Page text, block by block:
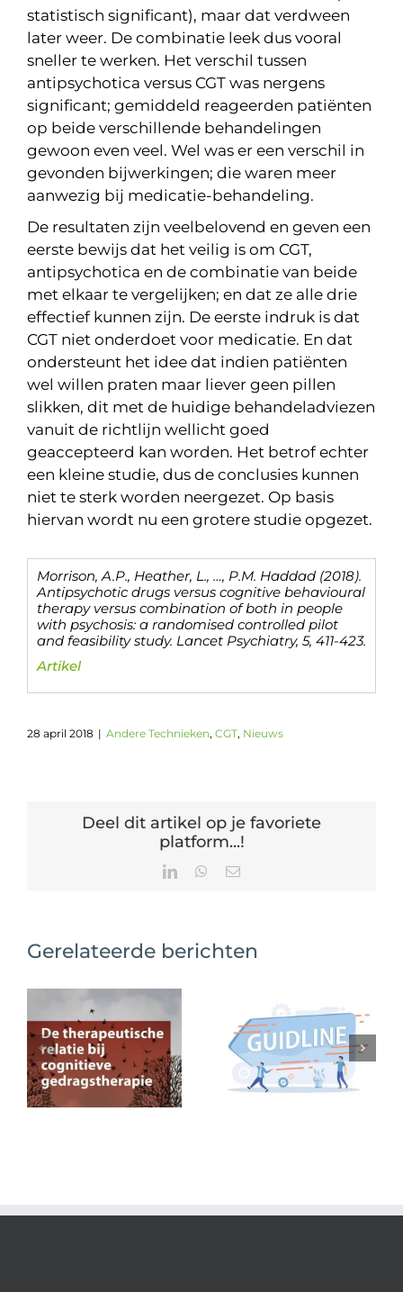
statistisch significant), maar dat verdween
later weer. De combinatie leek dus vooral
sneller te werken. Het verschil tussen
antipsychotica versus CGT was nergens
significant; gemiddeld reageerden patiënten
op beide verschillende behandelingen
gewoon even veel. Wel was er een verschil in
gevonden bijwerkingen; die waren meer
aanwezig bij medicatie-behandeling.
De resultaten zijn veelbelovend en geven een
eerste bewijs dat het veilig is om CGT,
antipsychotica en de combinatie van beide
met elkaar te vergelijken; en dat ze alle drie
effectief kunnen zijn. De eerste indruk is dat
CGT niet onderdoet voor medicatie. En dat
ondersteunt het idee dat indien patiënten
wel willen praten maar liever geen pillen
slikken, dit met de huidige behandeladviezen
vanuit de richtlijn wellicht goed
geaccepteerd kan worden. Het betrof echter
een kleine studie, dus de conclusies kunnen
niet te sterk worden neergezet. Op basis
hiervan wordt nu een grotere studie opgezet.
Morrison, A.P., Heather, L., …, P.M. Haddad (2018).
Antipsychotic drugs versus cognitive behavioural
therapy versus combination of both in people
with psychosis: a randomised controlled pilot
and feasibility study. Lancet Psychiatry, 5, 411-423.
Artikel
28 april 2018 | Andere Technieken, CGT, Nieuws
Deel dit artikel op je favoriete
platform...!
LinkedInWhatsApp
E-
Gerelateerde berichten